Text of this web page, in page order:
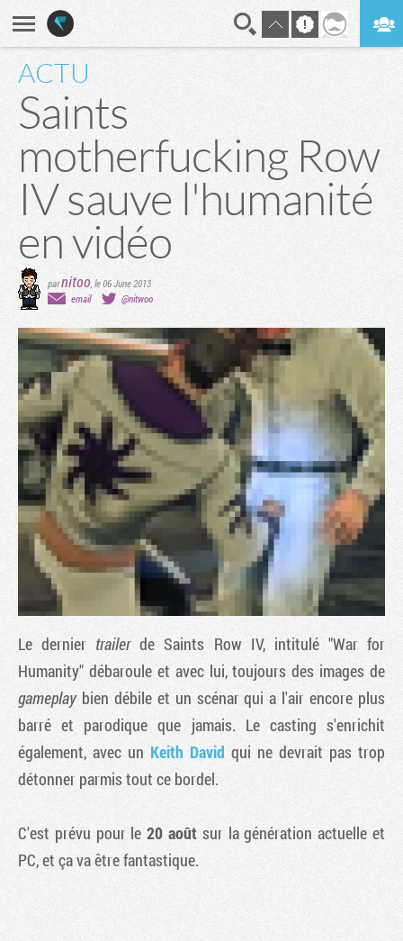
ACTU
Saints
motherfucking Row
IV sauve l'humanité
en vidéo
parnitoo le 06 June 2013
email
@nitwoo
Le dernier trailerdeSaints Row IV, intitulé "War for
Humanity" débaroule et avec lui, toujours des images de
gameplaybien débile et un scénar qui a l'air encore plus
barré et parodique que jamais. Le casting s'enrichit
également, avec un Keith David qui ne devrait pas trop
détonner parmis tout ce bordel.
C'est prévu pour le20 août sur la génération actuelle et
PC, et ça va être fantastique.
Tribune